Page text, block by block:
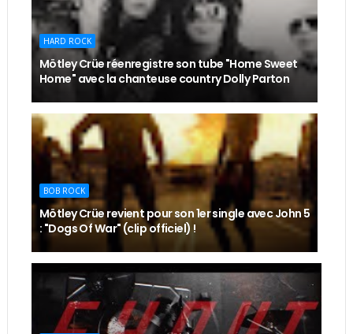
HARD ROCK
Mötley Crüe réenregistre son tube "Home Sweet
Home" avec la chanteuse country Dolly Parton
BOB ROCK
Mötley Crüe revient pour son 1er single avec John 5
: "Dogs Of War" (clip officiel) !